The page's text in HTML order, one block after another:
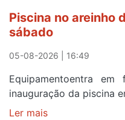
após
campanha
reforço
Piscina no areinho
sábado
05-08-2026 | 16:49
Equipamentoentra
inauguração da piscina
Ler mais